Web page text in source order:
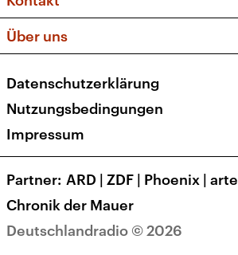
Apps
Newsletter
Veranstaltungen
Social Media
Über uns
Presse
Karriere
Transparenz
Deutschlandradio © 2026
Datenschutzerklärung
Nutzungsbedingungen
Impressum
Partner ARD | ZDF | Phoenix | arte
Chronik der Mauer